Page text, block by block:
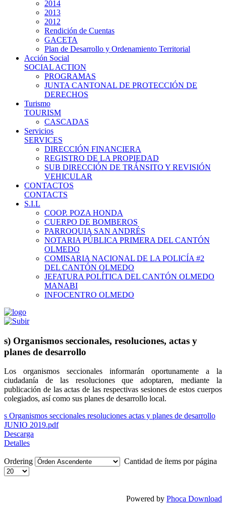
2014
2013
2012
Rendición de Cuentas
GACETA
Plan de Desarrollo y Ordenamiento Territorial
Acción Social
SOCIAL ACTION
PROGRAMAS
JUNTA CANTONAL DE PROTECCIÓN DE
DERECHOS
Turismo
TOURISM
CASCADAS
Servicios
SERVICES
DIRECCIÓN FINANCIERA
REGISTRO DE LA PROPIEDAD
SUB DIRECCIÓN DE TRÁNSITO Y REVISIÓN
VEHICULAR
CONTACTOS
CONTACTS
S.I.L
COOP. POZA HONDA
CUERPO DE BOMBEROS
PARROQUIA SAN ANDRÉS
NOTARIA PÚBLICA PRIMERA DEL CANTÓN
OLMEDO
COMISARIA NACIONAL DE LA POLICÍA #2
DEL CANTÓN OLMEDO
JEFATURA POLÍTICA DEL CANTÓN OLMEDO
MANABI
INFOCENTRO OLMEDO
s) Organismos seccionales, resoluciones, actas y
planes de desarrollo
Los organismos seccionales informarán oportunamente a la
ciudadanía de las resoluciones que adoptaren, mediante la
publicación de las actas de las respectivas sesiones de estos cuerpos
colegiados, así como sus planes de desarrollo local.
s Organismos seccionales resoluciones actas y planes de desarrollo
JUNIO 2019.pdf
Descarga
Detalles
Ordering Cantidad de ítems por página
Powered by Phoca Download